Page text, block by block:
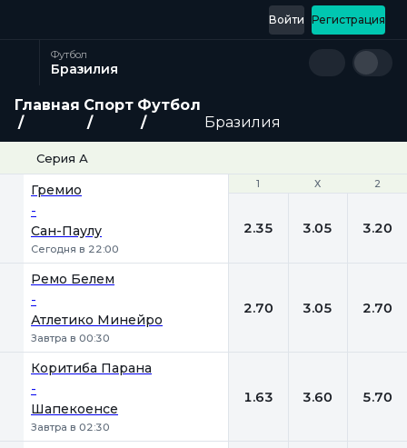
Регистрация
Войти
Футбол
Бразилия
Главная Спорт Футбол
Бразилия
Серия А
1 Х 2
Гремио
-
Сан-Паулу
Сегодня в 22:00
1 Х 2
2.35 3.05 3.20
Ремо Белем
-
Атлетико Минейро
Завтра в 00:30
2.70 3.05 2.70
Коритиба Парана
-
Шапекоенсе
Завтра в 02:30
1.63 3.60 5.70